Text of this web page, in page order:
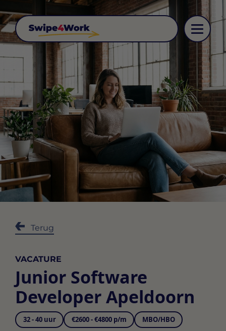
Terug
VACATURE
Junior Software
Developer Apeldoorn
32 - 40 uur €2600 - €4800 p/m MBO/HBO